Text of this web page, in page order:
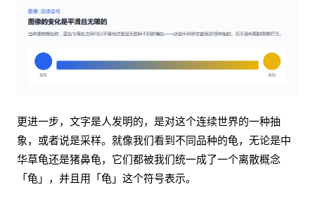
更进一步，文字是人发明的，是对这个连续世界的一种抽
象，或者说是采样。就像我们看到不同品种的龟，无论是中
华草龟还是猪鼻龟，它们都被我们统一成了一个离散概念
「龟」，并且用「龟」这个符号表示。